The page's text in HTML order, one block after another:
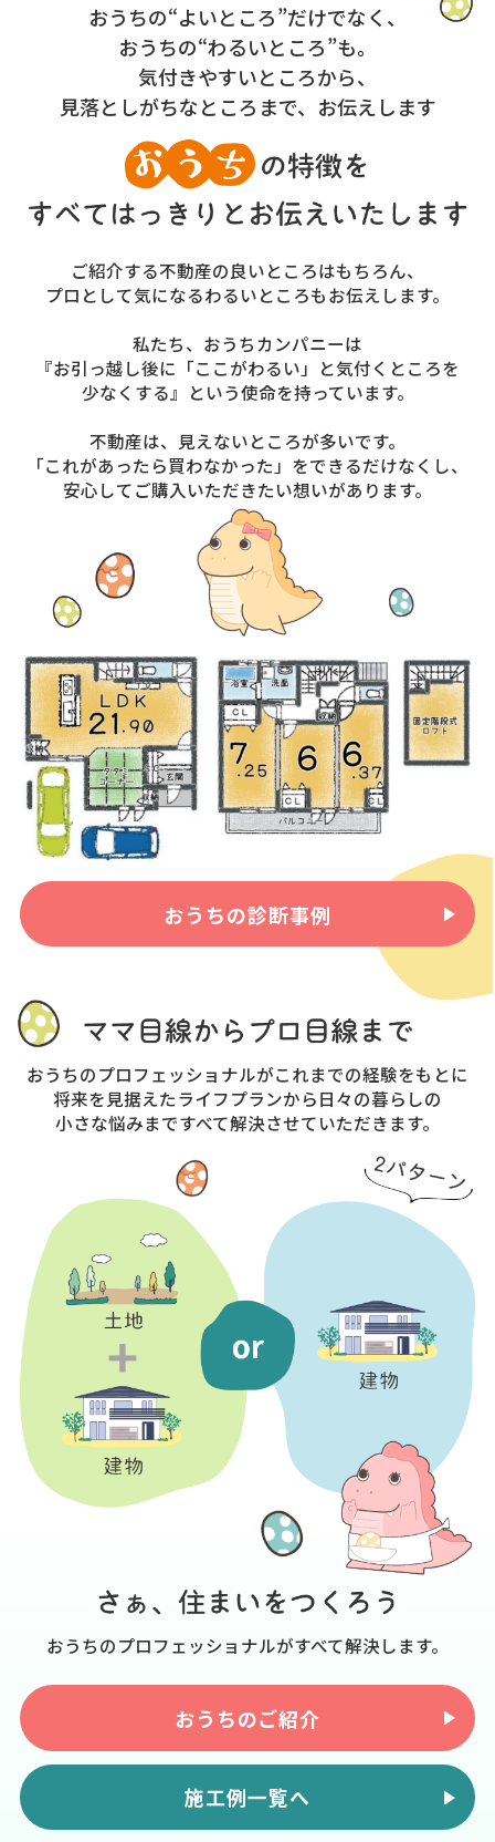
おうちの“よいところ”だけでなく、
おうちの“わるいところ”も。
気付きやすいところから、
見落としがちなところまで、お伝えします
ご紹介する不動産の良いところはもちろん、
プロとして気になるわるいところもお伝えします。
私たち、おうちカンパニーは
『お引っ越し後に「ここがわるい」と気付くところを
少なくする』という使命を持っています。
不動産は、見えないところが多いです。
「これがあったら買わなかった」をできるだけなくし、
安心してご購入いただきたい想いがあります。
おうちの診断事例
おうちのプロフェッショナルがこれまでの経験をもとに
将来を見据えたライフプランから日々の暮らしの
小さな悩みまですべて解決させていただきます。
おうちのプロフェッショナルがすべて解決します。
おうちのご紹介
施工例一覧へ